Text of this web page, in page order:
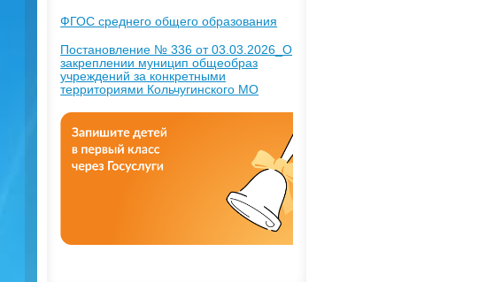
ФГОС среднего общего образования
Постановление № 336 от 03.03.2026_О
закреплении муницип общеобраз
учреждений за конкретными
территориями Кольчугинского МО